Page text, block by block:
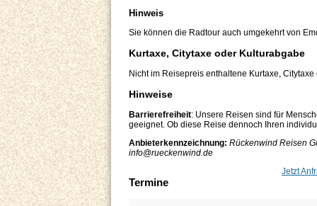
Hinweis
Sie können die Radtour auch umgekehrt von
Kurtaxe, Citytaxe oder Kulturabgabe
Nicht im Reisepreis enthaltene Kurtaxe,
Hinweise
Barrierefreiheit: Unsere Reisen sind für
geeignet. Ob diese Reise dennoch Ihren
Anbieterkennzeichnung: Rückenwind Reisen
info@rueckenwind.de​
Jetzt
Termine